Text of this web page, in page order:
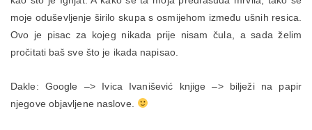
moje oduševljenje širilo skupa s osmijehom između ušnih resica.
Ovo je pisac za kojeg nikada prije nisam čula, a sada želim
pročitati baš sve što je ikada napisao.
Dakle: Google –> Ivica Ivanišević knjige –> bilježi na papir
njegove objavljene naslove.